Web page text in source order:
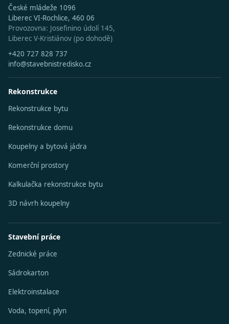
České mládeže 1096
Liberec VI-Rochlice, 460 06
Provozovna: Josefinino údolí 145,
Liberec V-Kristiánov (po dohodě)
+420 727 828 737
info@stavebnistredisko.cz
Rekonstrukce
Rekonstrukce bytu
Rekonstrukce domu
Koupelny a bytová jádra
Komerční prostory
Kalkulačka rekonstrukce bytu
3D návrh koupelny
Stavební práce
Zednické práce
Sádrokarton
Elektroinstalace
Voda, topení, plyn